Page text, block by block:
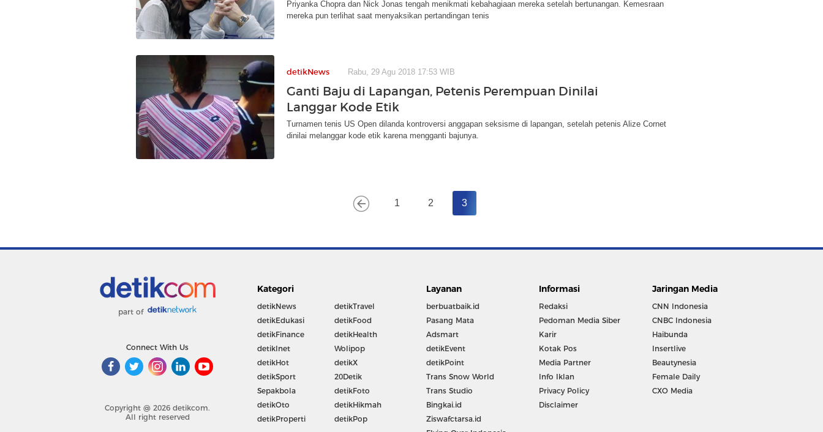
Priyanka Chopra dan Nick Jonas tengah menikmati kebahagiaan mereka setelah bertunangan. Kemesraan
mereka pun terlihat saat menyaksikan pertandingan tenis
detikNews Rabu, 29 Agu 2018 17:53 WIB
Ganti Baju di Lapangan, Petenis Perempuan Dinilai
Langgar Kode Etik
Turnamen tenis US Open dilanda kontroversi anggapan seksisme di lapangan, setelah petenis Alize Cornet
dinilai melanggar kode etik karena mengganti bajunya.
1 2 3
part of
Connect With Us
Copyright @ 2026 detikcom.
All right reserved
Kategori
detikNews
detikEdukasi
detikFinance
detikInet
detikHot
detikSport
Sepakbola
detikOto
detikProperti
detikTravel
detikFood
detikHealth
Wolipop
detikX
20Detik
detikFoto
detikHikmah
detikPop
Layanan
berbuatbaik.id
Pasang Mata
Adsmart
detikEvent
detikPoint
Trans Snow World
Trans Studio
Bingkai.id
Ziswafctarsa.id
Informasi
Redaksi
Pedoman Media Siber
Karir
Kotak Pos
Media Partner
Info Iklan
Privacy Policy
Disclaimer
Jaringan Media
CNN Indonesia
CNBC Indonesia
Haibunda
Insertlive
Beautynesia
Female Daily
CXO Media